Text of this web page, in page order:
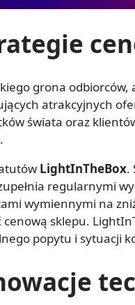
grona odbiorców,
atrakcyjnych
świata oraz
LightInTheBox.
regularnymi
wymiennymi na
sklepu.
popytu i sytuacji